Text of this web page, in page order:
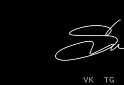
VK TG